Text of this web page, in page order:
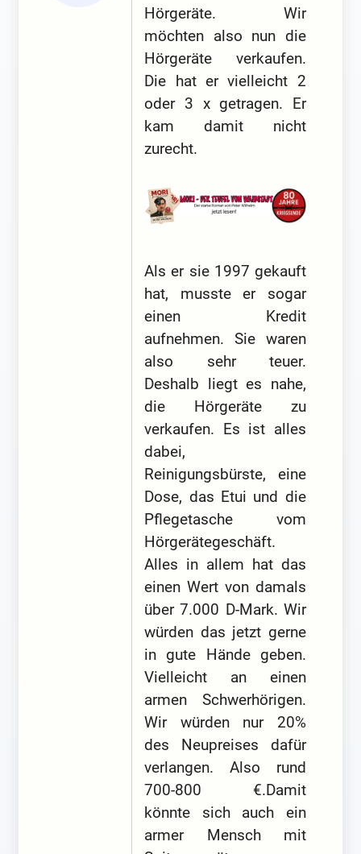
Hörgeräte. Wir
möchten also nun die
Hörgeräte verkaufen.
Die hat er vielleicht 2
oder 3 x getragen. Er
kam damit nicht
zurecht.
Als er sie 1997 gekauft
hat, musste er sogar
einen Kredit
aufnehmen. Sie waren
also sehr teuer.
Deshalb liegt es nahe,
die Hörgeräte zu
verkaufen. Es ist alles
dabei,
Reinigungsbürste, eine
Dose, das Etui und die
Pflegetasche vom
Hörgerätegeschäft.
Alles in allem hat das
einen Wert von damals
über 7.000 D-Mark. Wir
würden das jetzt gerne
in gute Hände geben.
Vielleicht an einen
armen Schwerhörigen.
Wir würden nur 20%
des Neupreises dafür
verlangen. Also rund
700-800 €.Damit
könnte sich auch ein
armer Mensch mit